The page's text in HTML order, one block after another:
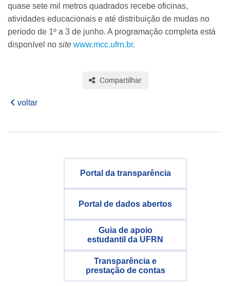
quase sete mil metros quadrados recebe oficinas,
atividades educacionais e até distribuição de mudas no
período de 1º a 3 de junho. A programação completa está
disponível no site www.mcc.ufrn.br.
voltar
Compartilhar
Portal da transparência
Portal de dados abertos
Guia de apoio
estudantil da UFRN
Transparência e
prestação de contas